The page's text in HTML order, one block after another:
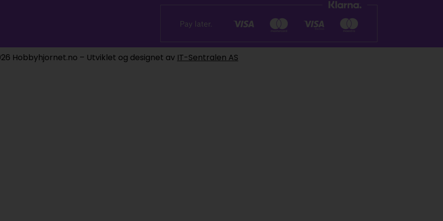
Hobbyhjornet.no – Utviklet og designet av IT-Sentralen AS